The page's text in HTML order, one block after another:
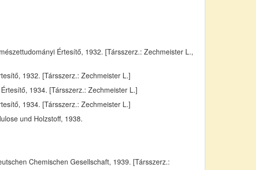
Értesítő, 1932. [Társszerz.: Zechmeister L.,
1932. [Társszerz.: Zechmeister L.]
1934. [Társszerz.: Zechmeister L.]
1934. [Társszerz.: Zechmeister L.]
und Holzstoff, 1938.
Chemischen Gesellschaft, 1939. [Társszerz.: